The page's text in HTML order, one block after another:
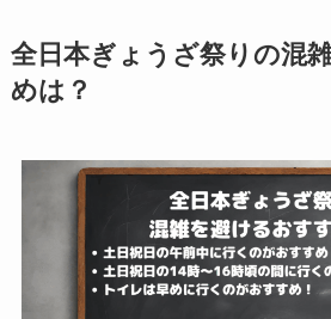
全日本ぎょうざ祭りの混
めは？